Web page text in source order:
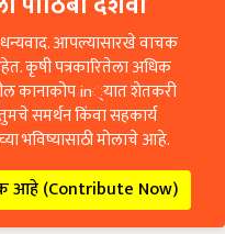
आपल्यासारखे वाचक
कृषी पत्रकारितेला अधिक
कानाकोप in्यात शेतकरी
समर्थन किंवा सहकार्य
मोलाचे आहे.
आहे (Contribute Now)